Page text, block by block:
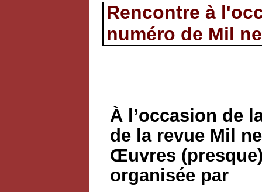
Rencontre à
numéro de Mil
À l’occasion de
de la revue Mil
Œuvres
organisée par